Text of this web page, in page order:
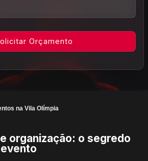
na Vila Olímpia
organização: o segredo